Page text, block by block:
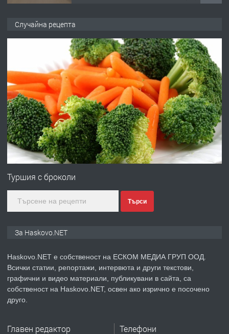
АПАРТАМЕНТ В ЦЕНТЪРА НА ГР.
ХАСКОВО
преди 2 дни
ПРЕДЛАГА Давам гараж под наем
преди 2 дни
ПРЕДЛАГА
№4120 Магазин/Офис под наем в кв.
преди 3 дни
ПРЕДЛАГА
Продавам парцел в гр. Хасково кв.
Случайна рецепта
Туршия с броколи
Търси
За Haskovo.NET
Haskovo.NET е собственост на ЕСКОМ МЕДИА ГРУП ООД.
Всички статии, репортажи, интервюта и други текстови,
графични и видео материали, публикувани в сайта, са
собственост на Haskovo.NET, освен ако изрично е посочено
друго.
Главен редактор Телефони